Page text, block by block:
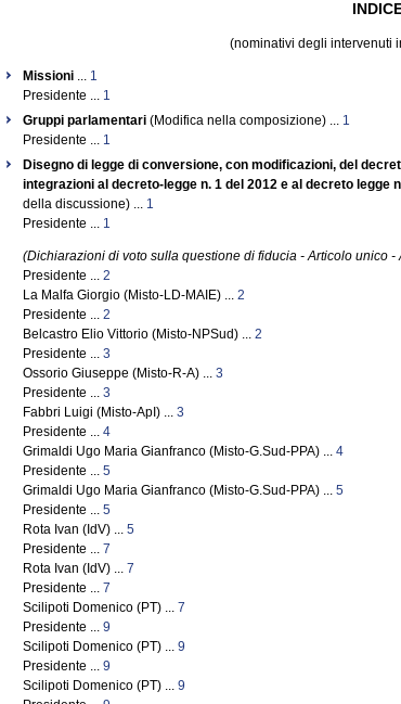
(nominativi degli intervenuti
Missioni ... 1
Presidente ... 1
Gruppi parlamentari (Modifica nella composizione) ... 1
Presidente ... 1
Disegno di legge di conversione, con modificazioni, del
integrazioni al decreto-legge n. 1 del 2012 e al decreto legge
della discussione) ... 1
Presidente ... 1
(Dichiarazioni di voto sulla questione di fiducia - Articolo unico -
Presidente ... 2
La Malfa Giorgio (Misto-LD-MAIE) ... 2
Presidente ... 2
Belcastro Elio Vittorio (Misto-NPSud) ... 2
Presidente ... 3
Ossorio Giuseppe (Misto-R-A) ... 3
Presidente ... 3
Fabbri Luigi (Misto-ApI) ... 3
Presidente ... 4
Grimaldi Ugo Maria Gianfranco (Misto-G.Sud-PPA) ... 4
Presidente ... 5
Grimaldi Ugo Maria Gianfranco (Misto-G.Sud-PPA) ... 5
Presidente ... 5
Rota Ivan (IdV) ... 5
Presidente ... 7
Rota Ivan (IdV) ... 7
Presidente ... 7
Scilipoti Domenico (PT) ... 7
Presidente ... 9
Scilipoti Domenico (PT) ... 9
Presidente ... 9
Scilipoti Domenico (PT) ... 9